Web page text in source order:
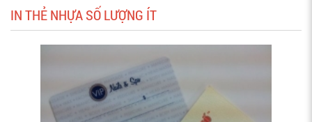
IN THẺ NHỰA SỐ LƯỢNG ÍT